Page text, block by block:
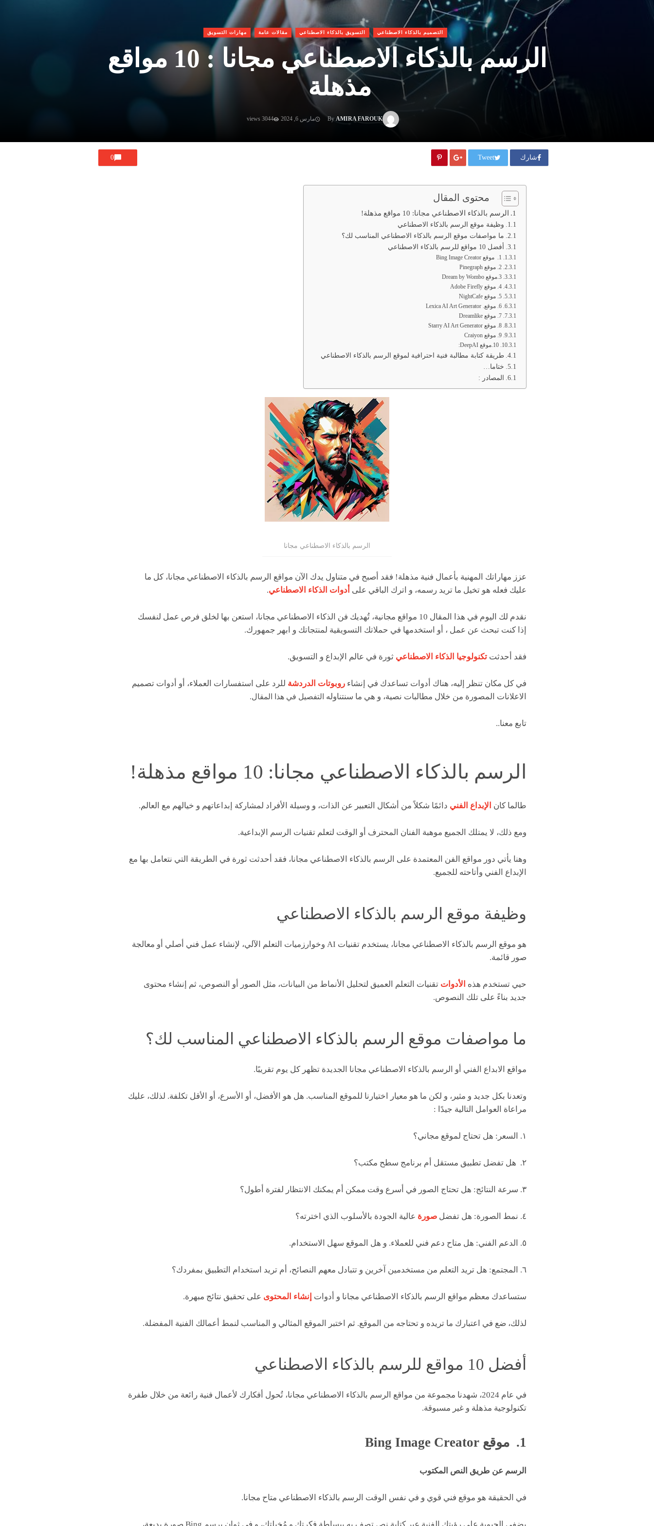
التصميم بالذكاء الاصطناعي التسويق بالذكاء الاصطناعي مقالات عامة مهارات التسويق
الرسم بالذكاء الاصطناعي مجانا : 10 مواقع
مذهلة
By AMIRA FAROUK مارس 6, 2024 3044 views
شارك Tweet
0
محتوى المقال
الرسم بالذكاء الاصطناعي مجانا: 10 مواقع مذهلة!
وظيفة موقع الرسم بالذكاء الاصطناعي
ما مواصفات موقع الرسم بالذكاء الاصطناعي المناسب لك؟
أفضل 10 مواقع للرسم بالذكاء الاصطناعي
1. موقع Bing Image Creator
2. موقع Pinegraph
3.موقع Dream by Wombo
4. موقع Adobe Firefly
5. موقع NightCafe
6. موقع. Lexica AI Art Generator
7. موقع Dreamlike
8. موقع Starry AI Art Generator
9. موقع Craiyon
10.موقع DeepAI:
طريقة كتابة مطالبة فنية احترافية لموقع الرسم بالذكاء الاصطناعي
ختاما…
المصادر :
الرسم بالذكاء الاصطناعي مجانا
عزز مهاراتك المهنية بأعمال فنية مذهلة! فقد أصبح في متناول يدك الآن مواقع الرسم بالذكاء الاصطناعي مجانا، كل ما
عليك فعله هو تخيل ما تريد رسمه، و اترك الباقي على أدوات الذكاء الاصطناعي.
نقدم لك اليوم في هذا المقال 10 مواقع مجانية، تُهديك فن الذكاء الاصطناعي مجانا، استعن بها لخلق فرص عمل لنفسك
إذا كنت تبحث عن عمل ، أو استخدمها في حملاتك التسويقية لمنتجاتك و ابهر جمهورك.
فقد أحدثت تكنولوجيا الذكاء الاصطناعي ثورة في عالم الإبداع و التسويق.
في كل مكان تنظر إليه، هناك أدوات تساعدك في إنشاء روبوتات الدردشة للرد على استفسارات العملاء، أو أدوات تصميم
الاعلانات المصورة من خلال مطالبات نصية، و هي ما سنتناوله التفصيل في هذا المقال.
تابع معنا..
الرسم بالذكاء الاصطناعي مجانا: 10 مواقع مذهلة!
طالما كان الإبداع الفني دائمًا شكلاً من أشكال التعبير عن الذات، و وسيلة الأفراد لمشاركة إبداعاتهم و خيالهم مع العالم.
ومع ذلك، لا يمتلك الجميع موهبة الفنان المحترف أو الوقت لتعلم تقنيات الرسم الإبداعية.
وهنا يأتي دور مواقع الفن المعتمدة على الرسم بالذكاء الاصطناعي مجانا، فقد أحدثت ثورة في الطريقة التي نتعامل بها مع
الإبداع الفني وأتاحته للجميع.
وظيفة موقع الرسم بالذكاء الاصطناعي
هو موقع الرسم بالذكاء الاصطناعي مجانا، يستخدم تقنيات AI وخوارزميات التعلم الآلي، لإنشاء عمل فني أصلي أو معالجة
صور قائمة.
حيي تستخدم هذه الأدوات تقنيات التعلم العميق لتحليل الأنماط من البيانات، مثل الصور أو النصوص، ثم إنشاء محتوى
جديد بناءً على تلك النصوص.
ما مواصفات موقع الرسم بالذكاء الاصطناعي المناسب لك؟
مواقع الابداع الفني أو الرسم بالذكاء الاصطناعي مجانا الجديدة تظهر كل يوم تقريبًا.
وتعدنا بكل جديد و مثير، و لكن ما هو معيار اختيارنا للموقع المناسب. هل هو الأفضل، أو الأسرع، أو الأقل تكلفة. لذلك، عليك
مراعاة العوامل التالية جيدًا :
١. السعر: هل تحتاج لموقع مجاني؟
٢. هل تفضل تطبيق مستقل أم برنامج سطح مكتب؟
٣. سرعة النتائج: هل تحتاج الصور في أسرع وقت ممكن أم يمكنك الانتظار لفترة أطول؟
٤. نمط الصورة: هل تفضل صورة عالية الجودة بالأسلوب الذي اخترته؟
٥. الدعم الفني: هل متاح دعم فني للعملاء. و هل الموقع سهل الاستخدام.
٦. المجتمع: هل تريد التعلم من مستخدمين آخرين و تتبادل معهم النصائح، أم تريد استخدام التطبيق بمفردك؟
ستساعدك معظم مواقع الرسم بالذكاء الاصطناعي مجانا و أدوات إنشاء المحتوى على تحقيق نتائج مبهرة.
لذلك، ضع في اعتبارك ما تريده و تحتاجه من الموقع. ثم اختبر الموقع المثالي و المناسب لنمط أعمالك الفنية المفضلة.
أفضل 10 مواقع للرسم بالذكاء الاصطناعي
في عام 2024، شهدنا مجموعة من مواقع الرسم بالذكاء الاصطناعي مجانا، تُحول أفكارك لأعمال فنية رائعة من خلال طفرة
تكنولوجية مذهلة و غير مسبوقة.
1. موقع Bing Image Creator
الرسم عن طريق النص المكتوب
في الحقيقة هو موقع فني قوي و في نفس الوقت الرسم بالذكاء الاصطناعي متاح مجانا.